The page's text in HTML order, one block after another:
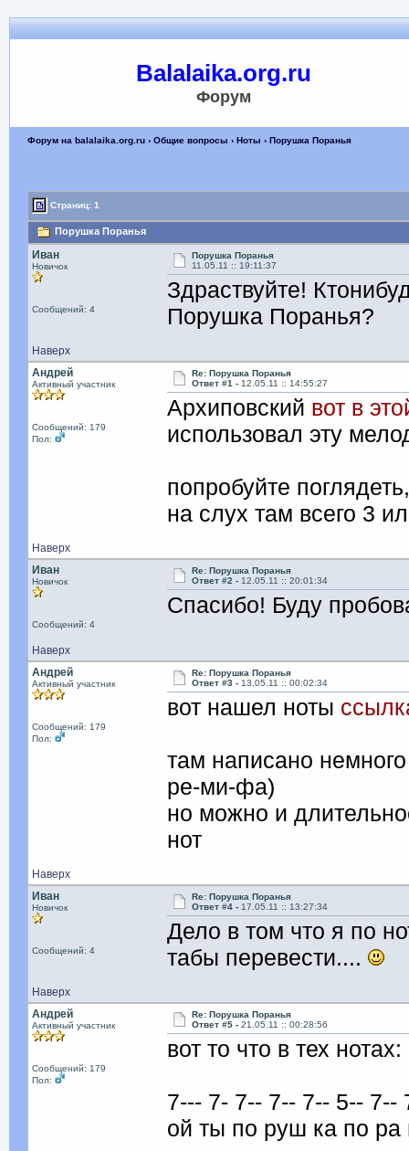
Balalaika.org.ru
Форум
Форум на balalaika.org.ru› Общие вопросы › Ноты › Порушка Поранья
Страниц: 1
Порушка Поранья
Иван
Новичок
Сообщений: 4
Порушка Поранья
11.05.11 :: 19:11:37
Здраствуйте!
Порушка Поранья?
Наверх
Андрей
Активный участник
Сообщений: 179
Пол:
Re: Порушка Поранья
Ответ #1 - 12.05.11 :: 14:55:27
Архиповский вот в
использовал эту
попробуйте
на слух там всего 3
Наверх
Иван
Новичок
Сообщений: 4
Re: Порушка Поранья
Ответ #2 - 12.05.11 :: 20:01:34
Спасибо! Буду
Наверх
Андрей
Активный участник
Сообщений: 179
Пол:
Re: Порушка Поранья
Ответ #3 - 13.05.11 :: 00:02:34
вот нашел ноты
там написано
ре-ми-фа)
но можно и
нот
Наверх
Иван
Новичок
Сообщений: 4
Re: Порушка Поранья
Ответ #4 - 17.05.11 :: 13:27:34
Дело в том что я по
табы перевести....
Наверх
Андрей
Активный участник
Сообщений: 179
Пол:
Re: Порушка Поранья
Ответ #5 -21.05.11 :: 00:28:56
вот то что в тех нотах:
7--- 7- 7-- 7-- 7-- 5-- 7--
ой ты по руш ка по